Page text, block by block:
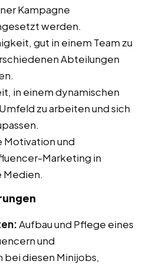
Kampagne
werden.
gut in einem Team zu
Abteilungen
in einem dynamischen
zu arbeiten und sich
Motivation und
Marketing in
Medien.
Aufbau und Pflege eines
und
diesen Minijobs,